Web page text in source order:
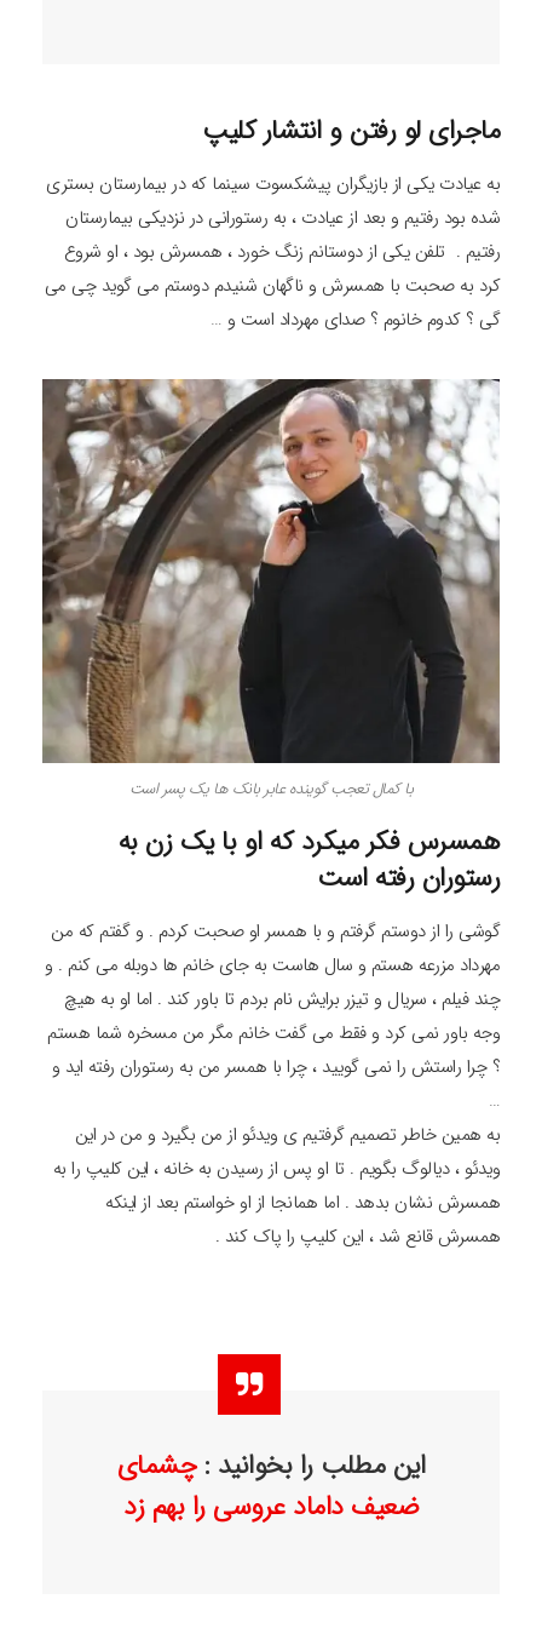
ماجرای لو رفتن و انتشار کلیپ
به عیادت یکی از بازیگران پیشکسوت سینما که در بیمارستان بستری
شده بود رفتیم و بعد از عیادت ، به رستورانی در نزدیکی بیمارستان
رفتیم . تلفن یکی از دوستانم زنگ خورد ، همسرش بود ، او شروع
کرد به صحبت با همسرش و ناگهان شنیدم دوستم می گوید چی می
گی ؟ کدوم خانوم ؟ صدای مهرداد است و …
با کمال تعجب گوینده عابر بانک ها یک پسر است
همسرس فکر میکرد که او با یک زن به
رستوران رفته است
گوشی را از دوستم گرفتم و با همسر او صحبت کردم . و گفتم که من
مهرداد مزرعه هستم و سال هاست به جای خانم ها دوبله می کنم . و
چند فیلم ، سریال و تیزر برایش نام بردم تا باور کند . اما او به هیچ
وجه باور نمی کرد و فقط می گفت خانم مگر من مسخره شما هستم
؟ چرا راستش را نمی گویید ، چرا با همسر من به رستوران رفته اید و
…
به همین خاطر تصمیم گرفتیم ی ویدئو از من بگیرد و من در این
ویدئو ، دیالوگ بگویم . تا او پس از رسیدن به خانه ، این کلیپ را به
همسرش نشان بدهد . اما همانجا از او خواستم بعد از اینکه
همسرش قانع شد ، این کلیپ را پاک کند .
این مطلب را بخوانید :چشمای
ضعیف داماد عروسی را بهم زد